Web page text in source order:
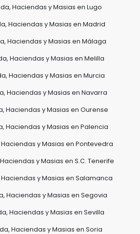
Haciendas y Masias en Lugo
Haciendas y Masias en Madrid
Haciendas y Masias en Málaga
Haciendas y Masias en Melilla
Haciendas y Masias en Murcia
Haciendas y Masias en Navarra
Haciendas y Masias en Ourense
Haciendas y Masias en Palencia
y Masias en Pontevedra
y Masias en S.C. Tenerife
y Masias en Salamanca
Haciendas y Masias en Segovia
Haciendas y Masias en Sevilla
Haciendas y Masias en Soria